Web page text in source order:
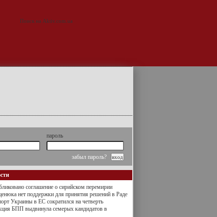
пароль
забыл пароль?
соглашение о сирийском перемирии
нет поддержки для принятия решений в Раде
Украины в ЕС сократился на четверть
БПП выдвинула семерых кандидатов в